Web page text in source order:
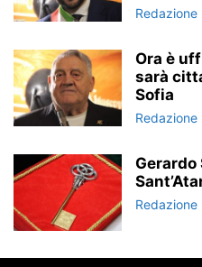
Redazione
Ora è
sarà
Sofia
Redazione
Gerardo
Redazione